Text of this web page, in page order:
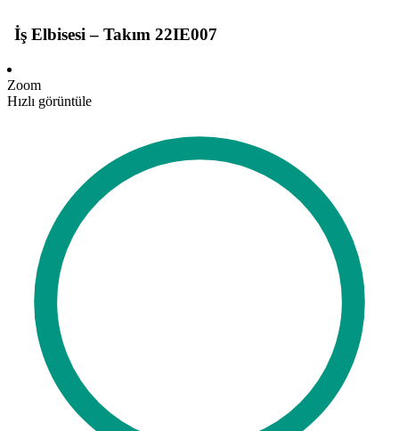
İş Elbisesi – Takım 22IE007
Zoom
Hızlı görüntüle